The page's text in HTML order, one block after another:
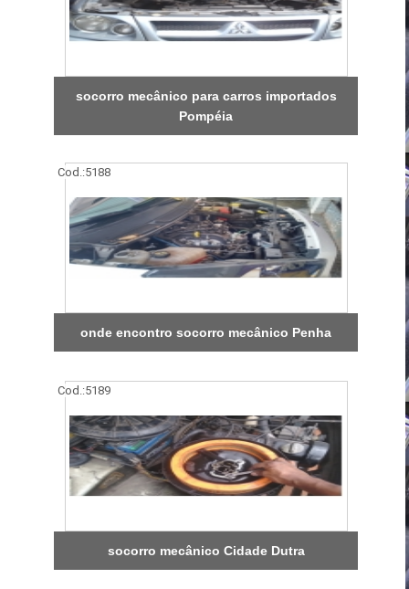
socorro mecânico para carros importados
Pompéia
Cod.:5188
onde encontro socorro mecânico Penha
Cod.:5189
socorro mecânico Cidade Dutra